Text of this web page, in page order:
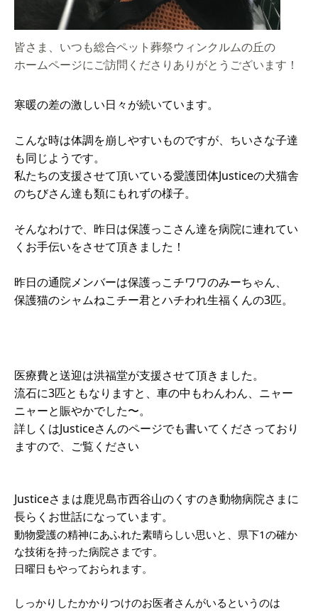
皆さま、いつも総合ペット葬祭ウィンクルムの丘の
ホームページにご訪問くださりありがとうございます！
寒暖の差の激しい日々が続いています。
こんな時は体調を崩しやすいものですが、ちいさな子達
も同じようです。
私たちの支援させて頂いている愛護団体Justiceの犬猫舎
のちびさん達も類にもれずの様子。
そんなわけで、昨日は保護っこさん達を病院に連れてい
くお手伝いをさせて頂きました！
昨日の通院メンバーは保護っこチワワのみーちゃん、
保護猫のシャムねこチー君とハチわれ生福くんの3匹。
医療費と送迎は洪福堂が支援させて頂きました。
流石に3匹ともなりますと、車の中もわんわん、ニャー
ニャーと賑やかでした〜。
詳しくはJusticeさんのページでも書いてくださっており
ますので、ご覧ください
Justiceさまは鹿児島市西谷山のくすのき動物病院さまに
長らくお世話になっています。
動物愛護の精神にあふれた素晴らしい思いと、県下1の確か
な技術を持った病院さまです。
日曜日もやっておられます。
しっかりしたかかりつけのお医者さんがいるというのは